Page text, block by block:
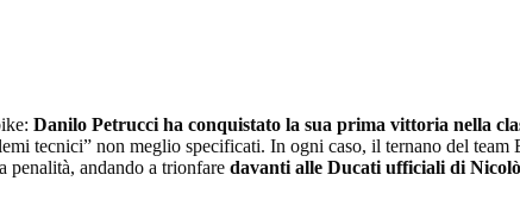
Danilo Petrucci ha conquistato la sua prima vittoria nella
tecnici” non meglio specificati. In ogni caso, il ternano del
penalità, andando a trionfare davanti alle Ducati ufficiali di